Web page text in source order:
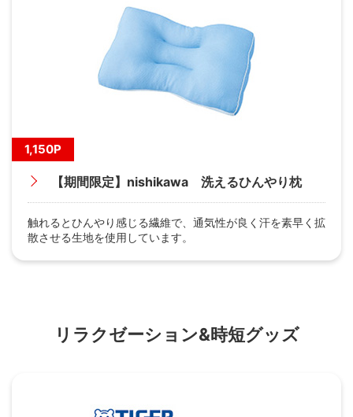
1,150P
【期間限定】nishikawa 洗えるひんやり枕
触れるとひんやり感じる繊維で、通気性が良く汗を素早く拡
散させる生地を使用しています。
リラクゼーション&時短グッズ